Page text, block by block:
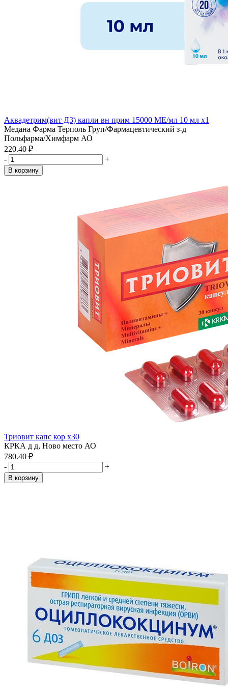
Аквадетрим(вит Д3) капли вн прим 15000 МЕ/мл 10 мл x1
Медана Фарма Терполь Груп/Фармацевтический з-д
Польфарма/Химфарм АО
220.40 ₽
-
+
В корзину
Триовит капс кор x30
КРКА д д, Ново место АО
780.40 ₽
-
+
В корзину